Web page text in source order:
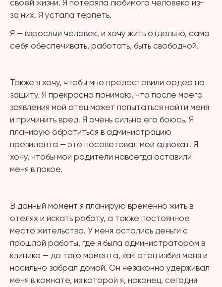
своей жизни. Я потеряла любимого человека из-
за них. Я устала терпеть.
Я — взрослый человек, и хочу жить отдельно, сама
себя обеспечивать, работать, быть свободной.
Также я хочу, чтобы мне предоставили ордер на
защиту. Я прекрасно понимаю, что после моего
заявления мой отец может попытаться найти меня
и причинить вред. Я очень сильно его боюсь. Я
планирую обратиться в администрацию
президента — это посоветовал мой адвокат. Я
хочу, чтобы мои родители навсегда оставили
меня в покое.
В данный момент я планирую временно жить в
отелях и искать работу, а также постоянное
место жительства. У меня остались деньги с
прошлой работы, где я была администратором в
клинике — до того момента, как отец избил меня и
насильно забрал домой. Он незаконно удерживал
меня в комнате, из которой я, наконец, сегодня